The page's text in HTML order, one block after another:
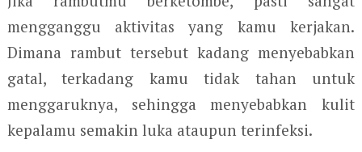
mengganggu aktivitas yang kamu kerjakan.
Dimana rambut tersebut kadang menyebabkan
gatal, terkadang kamu tidak tahan untuk
menggaruknya, sehingga menyebabkan kulit
kepalamu semakin luka ataupun terinfeksi.